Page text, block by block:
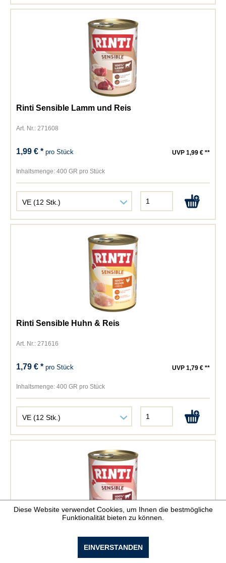
Rinti Sensible Lamm und Reis
Art. Nr.: 271608
1,99 € *pro Stück UVP 1,99 € **
Inhaltsmenge: 400 GR pro Stück
Rinti Sensible Huhn & Reis
Art. Nr.: 271616
1,79 € *pro Stück UVP 1,79 € **
Inhaltsmenge: 400 GR pro Stück
Rinti Sensible Rind & Reis
Diese Website verwendet Cookies, um Ihnen die bestmögliche
Funktionalität bieten zu können.
EINVERSTANDEN